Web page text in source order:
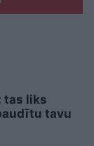
tas liks
tavu